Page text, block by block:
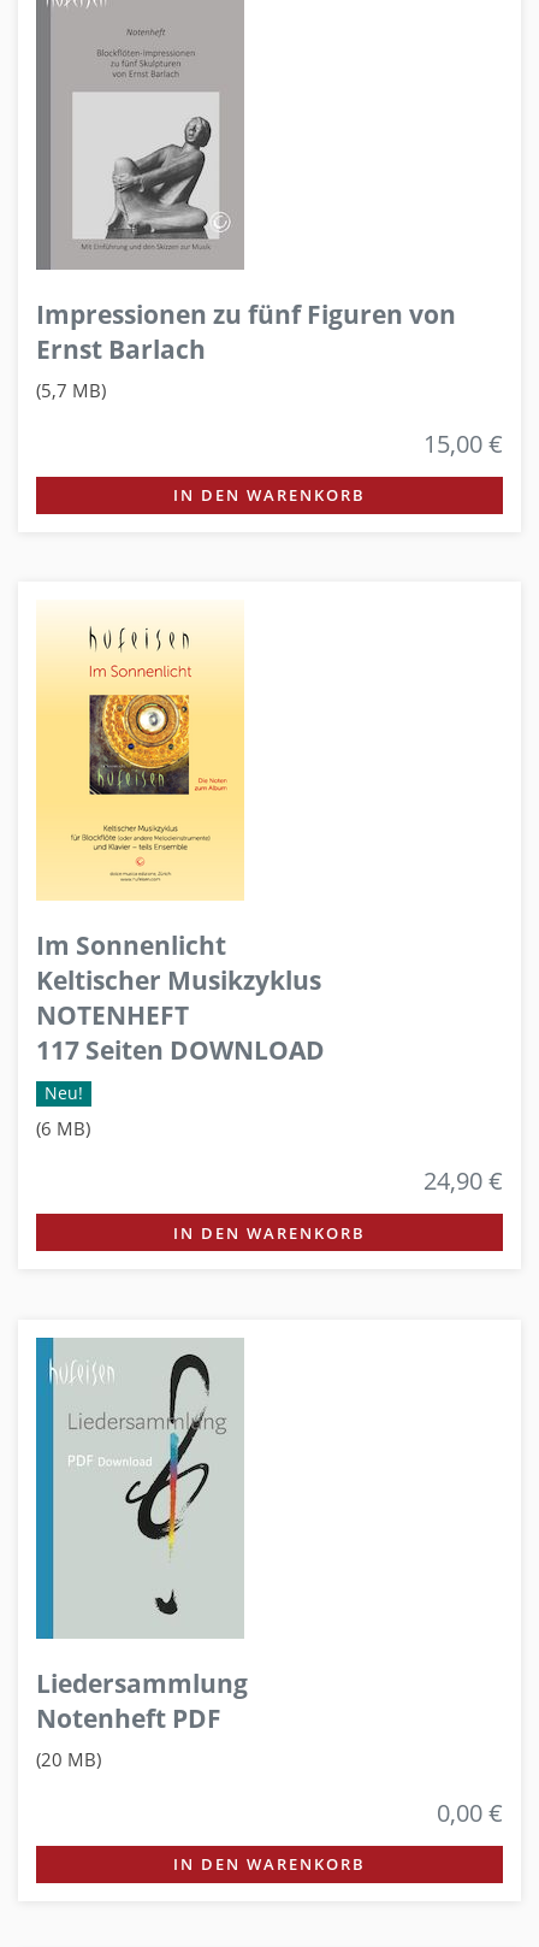
Impressionen zu fünf Figuren von
Ernst Barlach
(5,7 MB)
15,00 €
IN DEN WARENKORB
Im Sonnenlicht
Keltischer Musikzyklus
NOTENHEFT
117 Seiten DOWNLOAD
Neu!
(6 MB)
24,90 €
IN DEN WARENKORB
Liedersammlung
Notenheft PDF
(20 MB)
0,00 €
IN DEN WARENKORB